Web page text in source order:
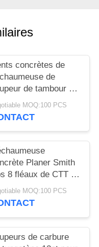
concrètes de
de
de tambour de
de tungstène
pièces de
MOQ:100 PCS
Planer Smith
8 fléaux de CTT de
de carbure
tungstène de Sps10
MOQ:100 PCS
de carbure